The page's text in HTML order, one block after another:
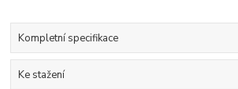
Kompletní specifikace
Ke stažení